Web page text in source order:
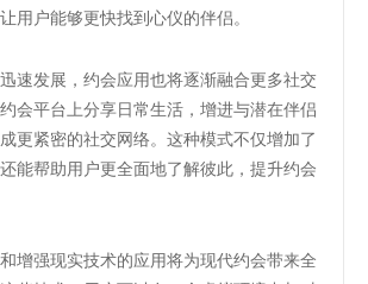
用户能够更快找到心仪的伴侣。
速发展，约会应用也将逐渐融合更多社交
会平台上分享日常生活，增进与潜在伴侣
更紧密的社交网络。这种模式不仅增加了
能帮助用户更全面地了解彼此，提升约会
增强现实技术的应用将为现代约会带来全